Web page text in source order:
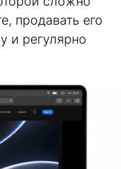
продавать его
и регулярно